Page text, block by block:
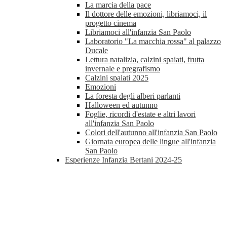
La marcia della pace
Il dottore delle emozioni, libriamoci, il
progetto cinema
Libriamoci all'infanzia San Paolo
Laboratorio "La macchia rossa" al palazzo
Ducale
Lettura natalizia, calzini spaiati, frutta
invernale e pregrafismo
Calzini spaiati 2025
Emozioni
La foresta degli alberi parlanti
Halloween ed autunno
Foglie, ricordi d'estate e altri lavori
all'infanzia San Paolo
Colori dell'autunno all'infanzia San Paolo
Giornata europea delle lingue all'infanzia
San Paolo
Esperienze Infanzia Bertani 2024-25